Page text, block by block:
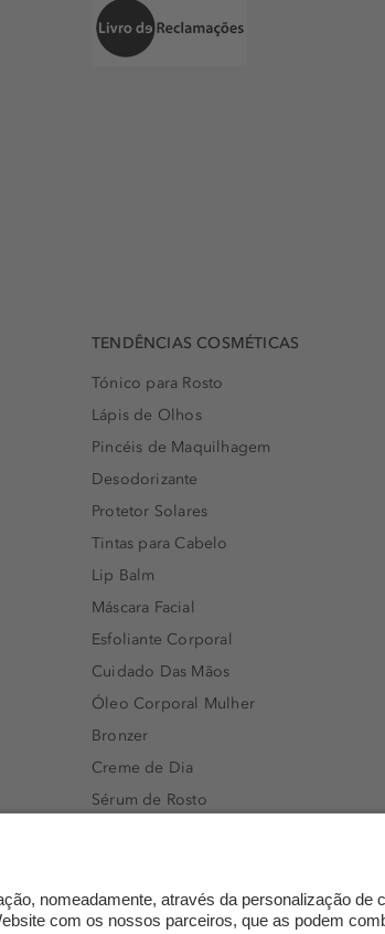
TENDÊNCIAS COSMÉTICAS
Tónico para Rosto
Lápis de Olhos
Pincéis de Maquilhagem
Desodorizante
Protetor Solares
Tintas para Cabelo
Lip Balm
Máscara Facial
Esfoliante Corporal
Cuidado Das Mãos
Óleo Corporal Mulher
Bronzer
Creme de Dia
Sérum de Rosto
Espuma de Limpeza Facial
Dermocosmética